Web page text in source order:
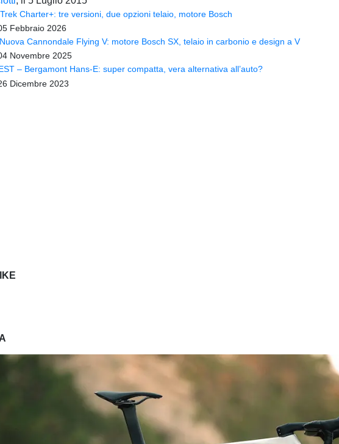
Charter+: tre versioni, due opzioni telaio, motore Bosch
Febbraio 2026
Nuova Cannondale Flying V: motore Bosch SX, telaio in carbonio e design a V
Novembre 2025
– Bergamont Hans-E: super compatta, vera alternativa all’auto?
Dicembre 2023